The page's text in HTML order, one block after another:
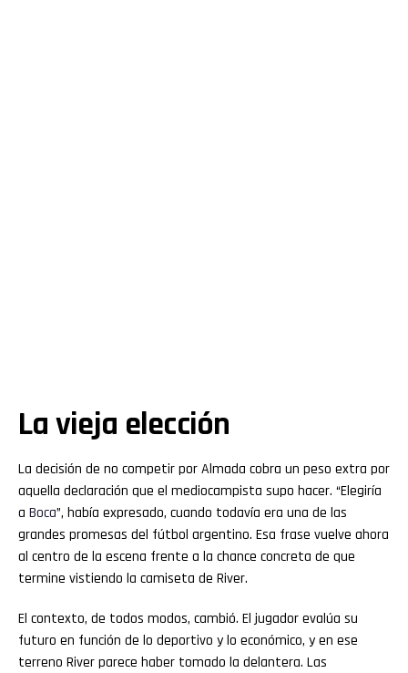
La vieja elección
La decisión de no competir por Almada cobra un peso extra por
aquella declaración que el mediocampista supo hacer. “Elegiría
a Boca”, había expresado, cuando todavía era una de las
grandes promesas del fútbol argentino. Esa frase vuelve ahora
al centro de la escena frente a la chance concreta de que
termine vistiendo la camiseta de River.
El contexto, de todos modos, cambió. El jugador evalúa su
futuro en función de lo deportivo y lo económico, y en ese
terreno River parece haber tomado la delantera. Las